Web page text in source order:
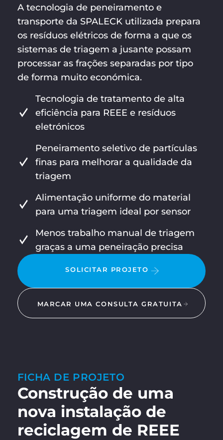
A tecnologia de peneiramento e
transporte da SPALECK utilizada prepara
os resíduos elétricos de forma a que os
sistemas de triagem a jusante possam
processar as frações separadas por tipo
de forma muito económica.
Tecnologia de tratamento de alta
eficiência para REEE e resíduos
eletrónicos
Peneiramento seletivo de partículas
finas para melhorar a qualidade da
triagem
Alimentação uniforme do material
para uma triagem ideal por sensor
Menos trabalho manual de triagem
graças a uma peneiração precisa
SOLICITAR PROJETO
MARCAR UMA CONSULTA GRATUITA
FICHA DE PROJETO
Construção de uma
nova instalação de
reciclagem de REEE